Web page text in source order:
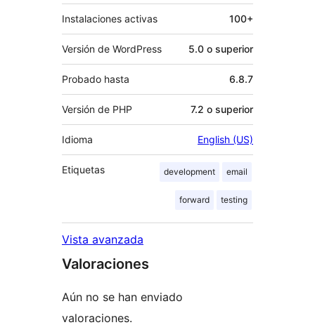
Instalaciones activas 100+
Versión de WordPress 5.0 o superior
Probado hasta 6.8.7
Versión de PHP 7.2 o superior
Idioma English (US)
Etiquetas development email
forward testing
Vista avanzada
Valoraciones
Aún no se han enviado
valoraciones.